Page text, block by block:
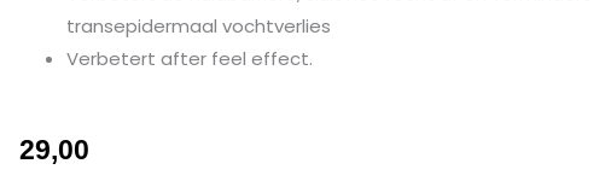
transepidermaal vochtverlies
Verbetert after feel effect.
29,00